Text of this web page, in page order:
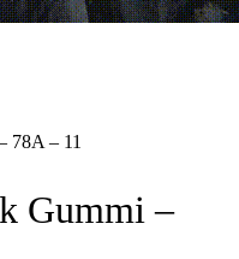
– 11
Gummi –